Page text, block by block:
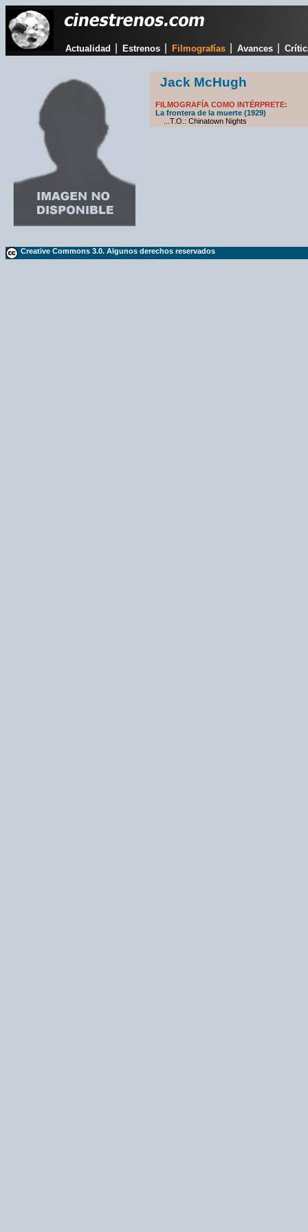
Actualidad Estrenos Filmografías Avances
Jack McHugh
FILMOGRAFÍA COMO INTÉRPRETE:
La frontera de la muerte (1929)
...T.O.: Chinatown Nights
Creative Commons 3.0. Algunos derechos reservados